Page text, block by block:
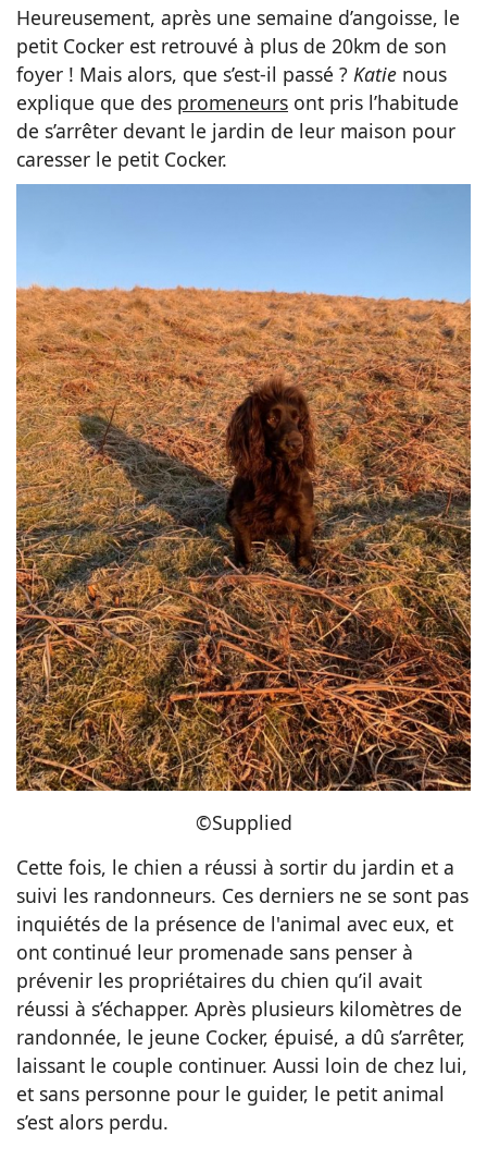
Heureusement, après une semaine d’angoisse, le
petit Cocker est retrouvé à plus de 20km de son
foyer ! Mais alors, que s’est-il passé ? Katie nous
explique que des promeneurs ont pris l’habitude
de s’arrêter devant le jardin de leur maison pour
caresser le petit Cocker.
©Supplied
Cette fois, le chien a réussi à sortir du jardin et a
suivi les randonneurs. Ces derniers ne se sont pas
inquiétés de la présence de l'animal avec eux, et
ont continué leur promenade sans penser à
prévenir les propriétaires du chien qu’il avait
réussi à s’échapper. Après plusieurs kilomètres de
randonnée, le jeune Cocker, épuisé, a dû s’arrêter,
laissant le couple continuer. Aussi loin de chez lui,
et sans personne pour le guider, le petit animal
s’est alors perdu.